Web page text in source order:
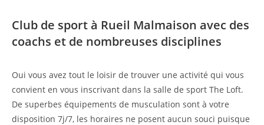
Club de sport à Rueil Malmaison avec des
coachs et de nombreuses disciplines
Oui vous avez tout le loisir de trouver une activité qui vous
convient en vous inscrivant dans la salle de sport The Loft.
De superbes équipements de musculation sont à votre
disposition 7j/7, les horaires ne posent aucun souci puisque